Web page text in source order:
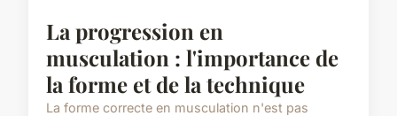
La progression en
musculation : l'importance de
la forme et de la technique
La forme correcte en musculation n'est pas